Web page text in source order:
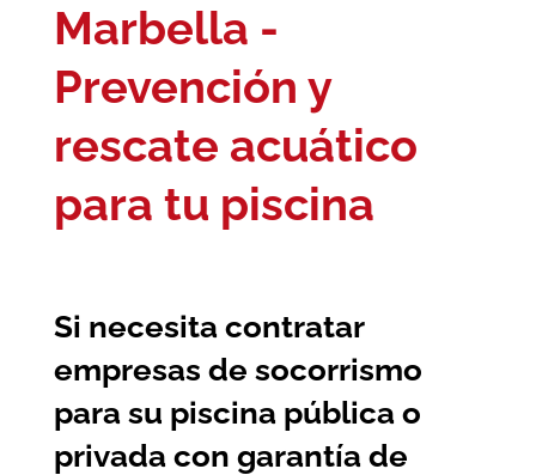
Marbella -
Prevención y
rescate acuático
para tu piscina
Si necesita contratar
empresas de socorrismo
para su piscina pública o
privada con garantía de